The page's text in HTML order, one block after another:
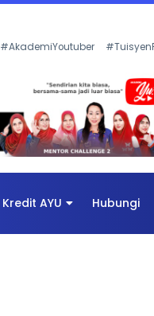
#AkademiYoutuber
Kredit AYU Hubungi